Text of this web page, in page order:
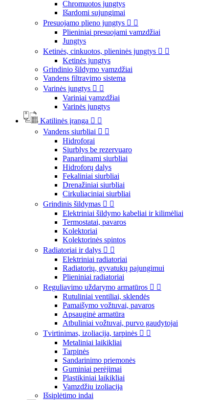
Chromuotos jungtys
Išardomi sujungimai
Presuojamo plieno jungtys  
Plieniniai presuojami vamzdžiai
Jungtys
Ketinės, cinkuotos, plieninės jungtys  
Ketinės jungtys
Grindinio šildymo vamzdžiai
Vandens filtravimo sistema
Varinės jungtys  
Variniai vamzdžiai
Varinės jungtys
Katilinės įranga  
Vandens siurbliai  
Hidroforai
Siurblys be rezervuaro
Panardinami siurbliai
Hidroforų dalys
Fekaliniai siurbliai
Drenažiniai siurbliai
Cirkuliaciniai siurbliai
Grindinis šildymas  
Elektriniai šildymo kabeliai ir kilimėliai
Termostatai, pavaros
Kolektoriai
Kolektorinės spintos
Radiatoriai ir dalys  
Elektriniai radiatoriai
Radiatorių, gyvatukų pajungimui
Plieniniai radiatoriai
Reguliavimo uždarymo armatūros  
Rutuliniai ventiliai, sklendės
Pamaišymo vožtuvai, pavaros
Apsauginė armatūra
Atbuliniai vožtuvai, purvo gaudytojai
Tvirtinimas, izoliacija, tarpinės  
Metaliniai laikikliai
Tarpinės
Sandarinimo priemonės
Guminiai perėjimai
Plastikiniai laikikliai
Vamzdžiu izoliacija
Išsiplėtimo indai